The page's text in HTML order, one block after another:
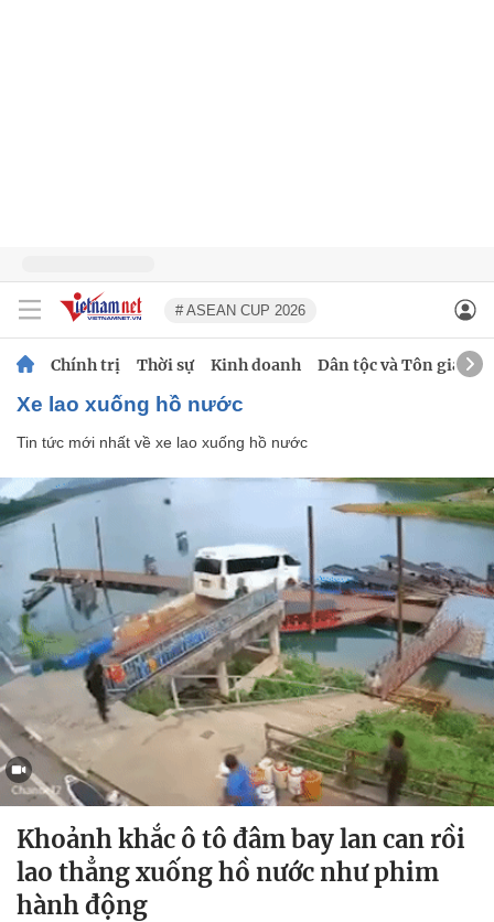
# ASEAN CUP 2026
Chính trị Thời sự Kinh doanh Dân tộc và Tôn giáo
xe lao xuống hồ nước
Tin tức mới nhất về xe lao xuống hồ nước
Khoảnh khắc ô tô đâm bay lan can rồi
lao thẳng xuống hồ nước như phim
hành động